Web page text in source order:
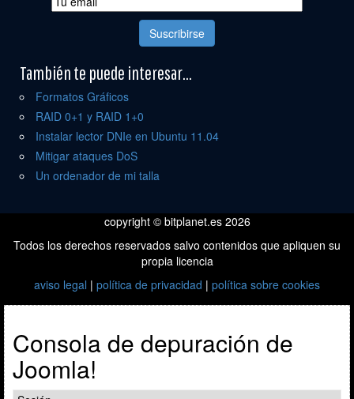
También te puede interesar...
Formatos Gráficos
RAID 0+1 y RAID 1+0
Instalar lector DNIe en Ubuntu 11.04
Mitigar ataques DoS
Un ordenador de mi talla
copyright © bitplanet.es 2026
Todos los derechos reservados salvo contenidos que apliquen su
propia licencia
aviso legal | política de privacidad | política sobre cookies
Consola de depuración de
Joomla!